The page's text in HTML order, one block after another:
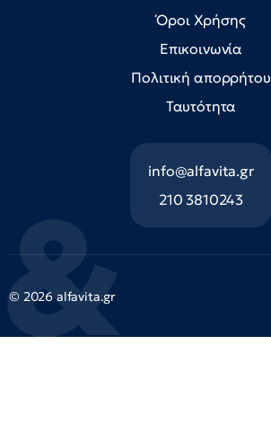
Όροι Χρήσης
Επικοινωνία
Πολιτική απορρήτου
Ταυτότητα
info@alfavita.gr
210 3810243
© 2026 alfavita.gr